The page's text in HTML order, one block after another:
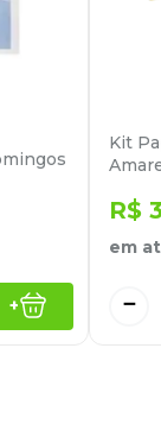
+
Kit
R$
em
－